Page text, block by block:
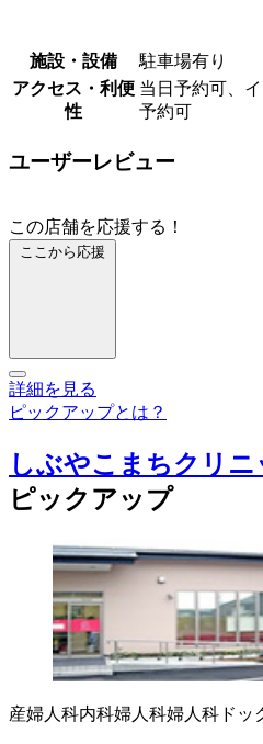
施設・設備
駐車場有り
アクセス・利便
性
当日予約可、
予約可
ユーザーレビュー
この店舗を応援する！
ここから応援
詳細を見る
ピックアップとは？
しぶやこまちクリニ
ピックアップ
産婦人科内科婦人科婦人科ドッ